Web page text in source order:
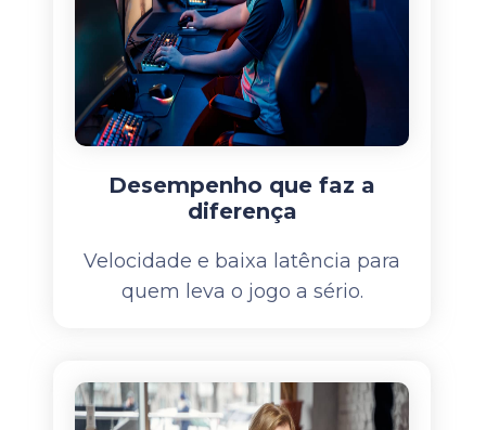
Desempenho que faz a
diferença
Velocidade e baixa latência para
quem leva o jogo a sério.